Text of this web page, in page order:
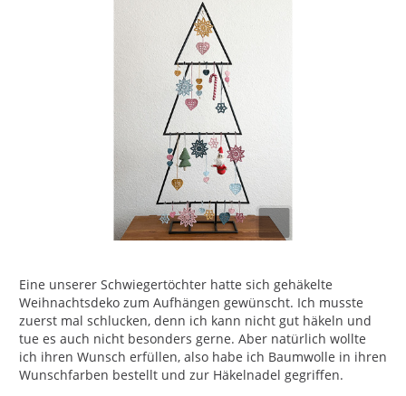
Eine unserer Schwiegertöchter hatte sich gehäkelte
Weihnachtsdeko zum Aufhängen gewünscht. Ich musste
zuerst mal schlucken, denn ich kann nicht gut häkeln und
tue es auch nicht besonders gerne. Aber natürlich wollte
ich ihren Wunsch erfüllen, also habe ich Baumwolle in ihren
Wunschfarben bestellt und zur Häkelnadel gegriffen.